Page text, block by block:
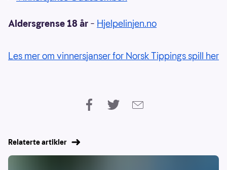
Aldersgrense 18 år – Hjelpelinjen.no
Les mer om vinnersjanser for Norsk Tippings spill her
Relaterte artikler